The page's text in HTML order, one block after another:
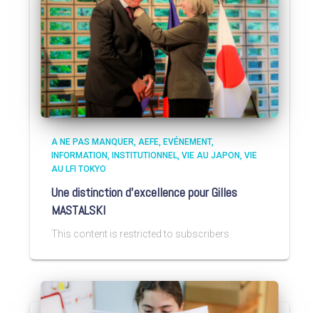
A NE PAS MANQUER AEFE EVÉNEMENT
INFORMATION
INSTITUTIONNEL VIE AU JAPON VIE
AU LFI TOKYO
Une distinction d’excellence pour Gilles
MASTALSKI
This content is restricted to subscribers